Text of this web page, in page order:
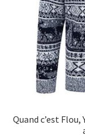
Quand c’est Flou,